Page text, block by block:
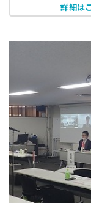
詳細は